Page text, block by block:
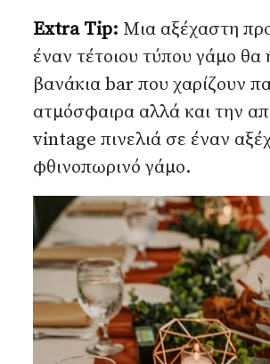
ExtraTip: Μια αξέχαστη
έναν τέτοιου τύπου γάμο θα
βανάκια bar που χαρίζουν
ατμόσφαιρα αλλά και την
vintage πινελιά σε έναν
φθινοπωρινό γάμο.